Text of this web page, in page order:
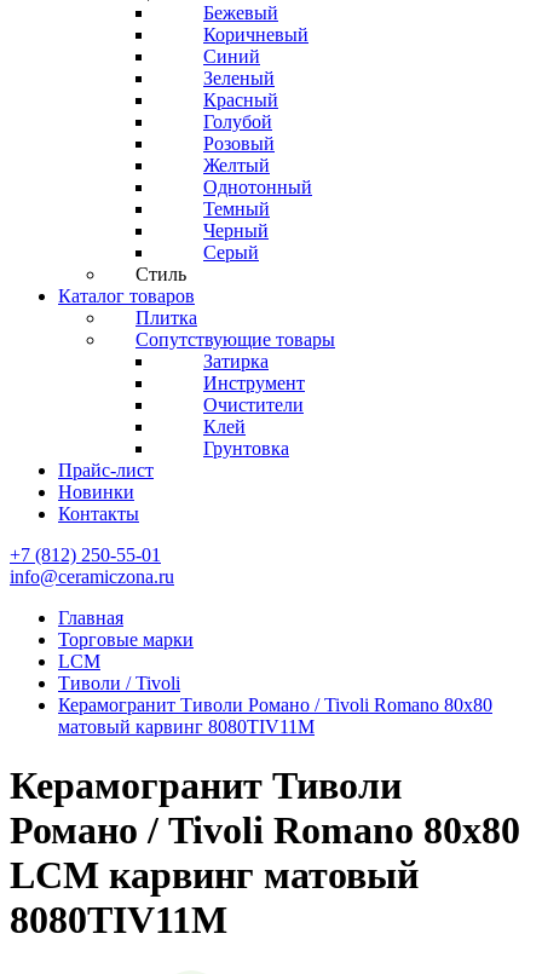
Бежевый
Коричневый
Синий
Зеленый
Красный
Голубой
Розовый
Желтый
Однотонный
Темный
Черный
Серый
Стиль
Каталог товаров
Плитка
Сопутствующие товары
Затирка
Инструмент
Очистители
Клей
Грунтовка
Прайс-лист
Новинки
Контакты
+7 (812) 250-55-01
info@ceramiczona.ru
Главная
Торговые марки
LCM
Тиволи / Tivoli
Керамогранит Тиволи Романо / Tivoli Romano 80х80
матовый карвинг 8080TIV11M
Керамогранит Тиволи
Романо / Tivoli Romano 80х80
LCM карвинг матовый
8080TIV11M